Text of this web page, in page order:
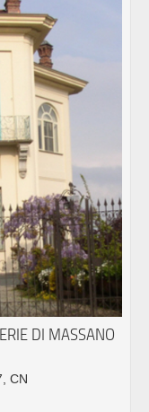
DI MASSANO
CN